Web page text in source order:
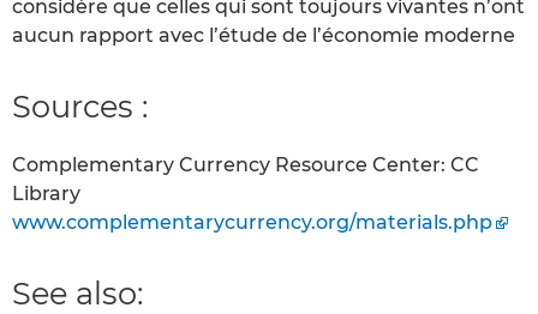
considère que celles qui sont toujours vivantes n’ont
aucun rapport avec l’étude de l’économie moderne
Sources :
Complementary Currency Resource Center: CC
Library
www.complementarycurrency.org/materials.php
See also: